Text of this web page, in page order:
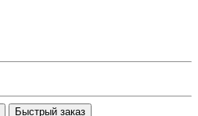
Быстрый заказ